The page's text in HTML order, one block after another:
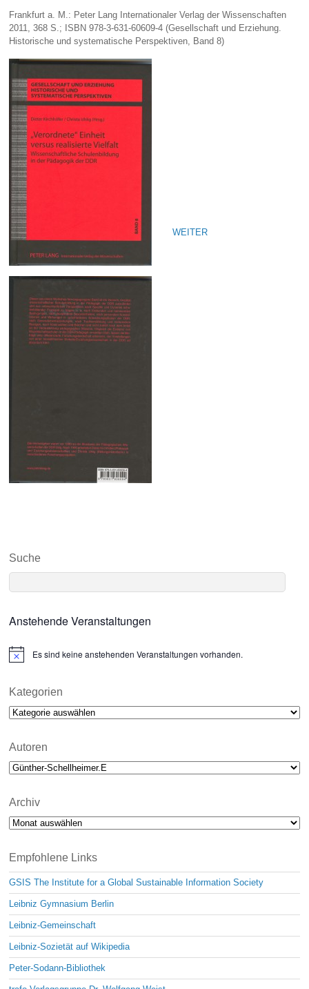
Frankfurt a. M.: Peter Lang Internationaler Verlag der Wissenschaften
2011, 368 S.; ISBN 978-3-631-60609-4 (Gesellschaft und Erziehung.
Historische und systematische Perspektiven, Band 8)
WEITER
Suche
Anstehende Veranstaltungen
N
i
e
Es sind keine anstehenden Veranstaltungen vorhanden.
Kategorien
Kategorien
Autoren
Archiv
Archiv
Empfohlene Links
GSIS The Institute for a Global Sustainable Information Society
Leibniz Gymnasium Berlin
Leibniz-Gemeinschaft
Leibniz-Sozietät auf Wikipedia
Peter-Sodann-Bibliothek